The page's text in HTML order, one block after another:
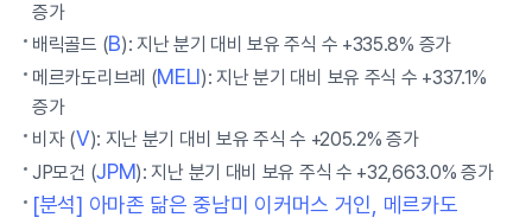
증가
배릭골드 (B): 지난 분기 대비 보유 주식 수 +335.8% 증가
메르카도리브레 (MELI): 지난 분기 대비 보유 주식 수 +337.1%
증가
비자 (V): 지난 분기 대비 보유 주식 수 +205.2% 증가
JP모건 (JPM): 지난 분기 대비 보유 주식 수 +32,663.0% 증가
[분석] 아마존 닮은 중남미 이커머스 거인, 메르카도